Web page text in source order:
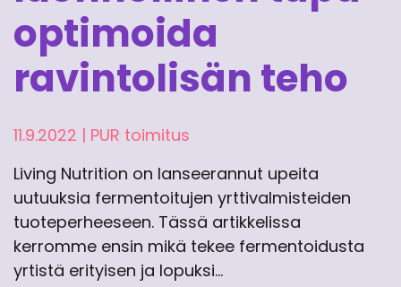
optimoida
ravintolisän teho
11.9.2022 | PUR toimitus
Living Nutrition on lanseerannut upeita
uutuuksia fermentoitujen yrttivalmisteiden
tuoteperheeseen. Tässä artikkelissa
kerromme ensin mikä tekee fermentoidusta
yrtistä erityisen ja lopuksi…